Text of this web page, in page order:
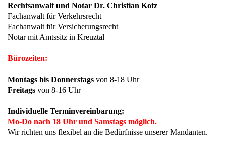
Rechtsanwalt und Notar Dr. Christian Kotz
Fachanwalt für Verkehrsrecht
Fachanwalt für Versicherungsrecht
Notar mit Amtssitz in Kreuztal
Bürozeiten:
Montags bis Donnerstags von 8-18 Uhr
Freitags von 8-16 Uhr
Individuelle Terminvereinbarung:
Mo-Do nach 18 Uhr und Samstags möglich.
Wir richten uns flexibel an die Bedürfnisse unserer Mandanten.